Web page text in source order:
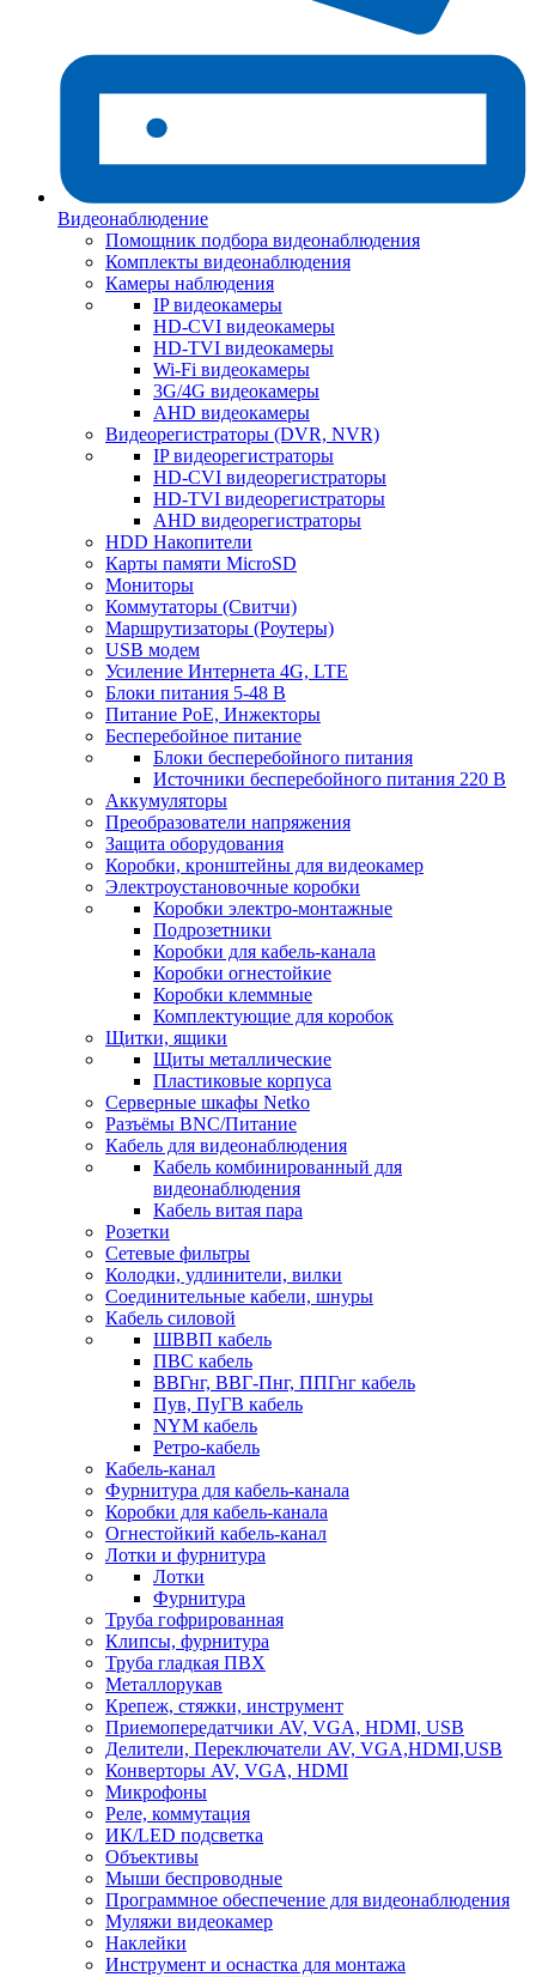
Видеонаблюдение
Помощник подбора видеонаблюдения
Комплекты видеонаблюдения
Камеры наблюдения
IP видеокамеры
HD-CVI видеокамеры
HD-TVI видеокамеры
Wi-Fi видеокамеры
3G/4G видеокамеры
AHD видеокамеры
Видеорегистраторы (DVR, NVR)
IP видеорегистраторы
HD-CVI видеорегистраторы
HD-TVI видеорегистраторы
AHD видеорегистраторы
HDD Накопители
Карты памяти MicroSD
Мониторы
Коммутаторы (Свитчи)
Маршрутизаторы (Роутеры)
USB модем
Усиление Интернета 4G, LTE
Блоки питания 5-48 В
Питание PoE, Инжекторы
Бесперебойное питание
Блоки бесперебойного питания
Источники бесперебойного питания 220 В
Аккумуляторы
Преобразователи напряжения
Защита оборудования
Коробки, кронштейны для видеокамер
Электроустановочные коробки
Коробки электро-монтажные
Подрозетники
Коробки для кабель-канала
Коробки огнестойкие
Коробки клеммные
Комплектующие для коробок
Щитки, ящики
Щиты металлические
Пластиковые корпуса
Серверные шкафы Netko
Разъёмы BNC/Питание
Кабель для видеонаблюдения
Кабель комбинированный для
видеонаблюдения
Кабель витая пара
Розетки
Сетевые фильтры
Колодки, удлинители, вилки
Соединительные кабели, шнуры
Кабель силовой
ШВВП кабель
ПВС кабель
ВВГнг, ВВГ-Пнг, ППГнг кабель
Пув, ПуГВ кабель
NYM кабель
Ретро-кабель
Кабель-канал
Фурнитура для кабель-канала
Коробки для кабель-канала
Огнестойкий кабель-канал
Лотки и фурнитура
Лотки
Фурнитура
Труба гофрированная
Клипсы, фурнитура
Труба гладкая ПВХ
Металлорукав
Крепеж, стяжки, инструмент
Приемопередатчики AV, VGA, HDMI, USB
Делители, Переключатели AV, VGA,HDMI,USB
Конверторы AV, VGA, HDMI
Микрофоны
Реле, коммутация
ИК/LED подсветка
Объективы
Мыши беспроводные
Программное обеспечение для видеонаблюдения
Муляжи видеокамер
Наклейки
Инструмент и оснастка для монтажа